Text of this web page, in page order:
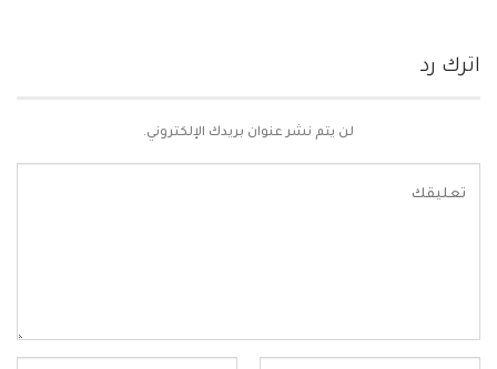
اترك رد
لن يتم نشر عنوان بريدك الإلكتروني.